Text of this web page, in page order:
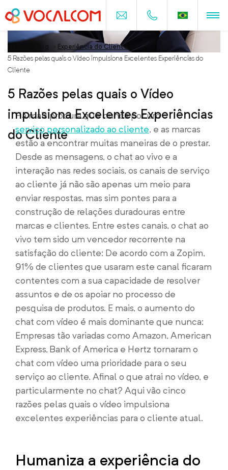
Blog > Experiência do Cliente
5 Razões pelas quais o Vídeo impulsiona Excelentes Experiências do
Cliente
5 Razões pelas quais o Vídeo
impulsiona Excelentes Experiências
do Cliente
Há mais procura que nunca por um
serviço personalizado ao cliente, e as marcas
estão a encontrar muitas maneiras de o prestar.
Desde as mensagens, o chat ao vivo e a
interação nas redes sociais, os canais de serviço
ao cliente já não são apenas um meio para
enviar respostas, mas sim pontes para a
construção de relações duradouras entre
marcas e clientes. Entre estes canais, o chat ao
vivo tem sido um vencedor recorrente na
satisfação do cliente: De acordo com a Zopim,
91% de clientes que usaram este canal ficaram
contentes com a sua capacidade de resolver
assuntos e de os apoiar no processo de
pesquisa de produtos. E mais, o aumento do
chat com vídeo é mais dominante que nunca:
Empresas tão variadas como Amazon, American
Express, Bank of America e Hertz tornaram o
chat com vídeo uma prioridade para o seu
serviço ao cliente. Afinal o que atrai no vídeo, e
particularmente no chat? Aqui vão cinco
razões pelas quais o vídeo impulsiona
excelentes experiências para o cliente atual.
Humaniza a experiência do